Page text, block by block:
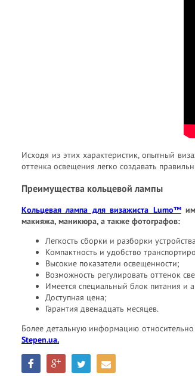
Исходя из этих характеристик, опытный
оттенка освещения легко создавать
Преимущества кольцевой лампы
Кольцевая лампа для визажиста Lumo™
макияжа, маникюра, а также фотографов:
Легкость сборки и разборки
Компактность и удобство
Высокие показатели освещенности;
Возможность регулировать оттенок
Имеется специальный блок питания и
Доступная цена;
Гарантия двенадцать месяцев.
Более детальную информацию относительно
Stepen.ua.